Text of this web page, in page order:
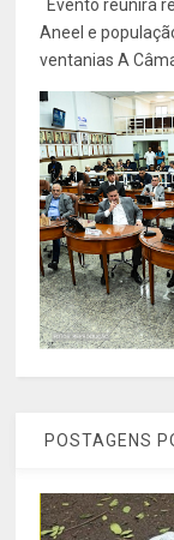
Evento reunirá
Aneel e
ventanias A
POSTAGENS